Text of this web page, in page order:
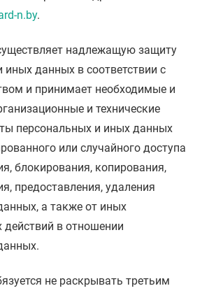
n.by.
надлежащую защиту
иных данных в соответствии с
и принимает необходимые и
и технические
персональных и иных данных
или случайного доступа
блокирования, копирования,
предоставления, удаления
а также от иных
в отношении
не раскрывать третьим